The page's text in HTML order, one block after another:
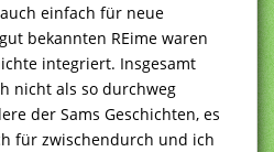
einfach für neue
bekannten REime waren
integriert. Insgesamt
nicht als so durchweg
der Sams Geschichten, es
für zwischendurch und ich